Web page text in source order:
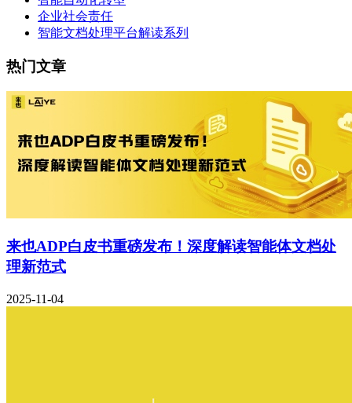
企业社会责任
智能文档处理平台解读系列
热门文章
来也ADP白皮书重磅发布！深度解读智能体文档处
理新范式
2025-11-04